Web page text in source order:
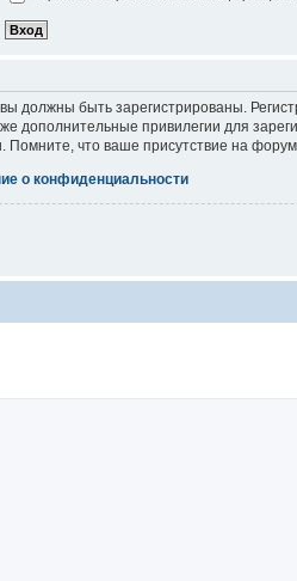
должны быть зарегистрированы.
дополнительные привилегии для
что ваше присутствие на
о конфиденциальности